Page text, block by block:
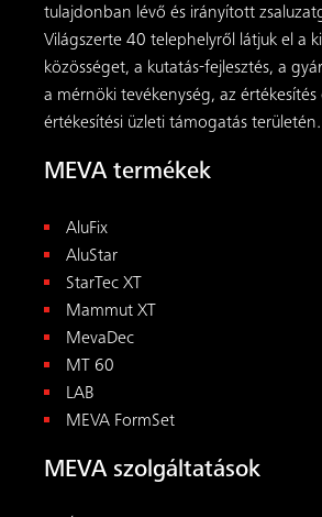
tulajdonban lévő és irányított
Világszerte 40 telephelyről látjuk el a
közösséget, a kutatás-fejlesztés, a
a mérnöki tevékenység, az értékesítés
értékesítési üzleti támogatás területén.
MEVA termékek
AluFix
AluStar
StarTec XT
Mammut XT
MevaDec
MT 60
LAB
MEVA FormSet
MEVA szolgáltatások